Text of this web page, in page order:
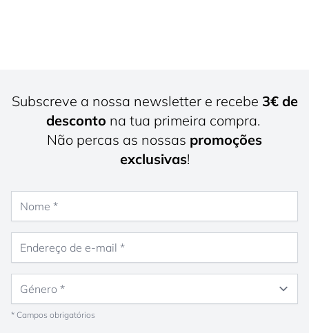
Subscreve a nossa newsletter e recebe 3€ de
desconto na tua primeira compra.
Não percas as nossas promoções
exclusivas!
* Campos obrigatórios